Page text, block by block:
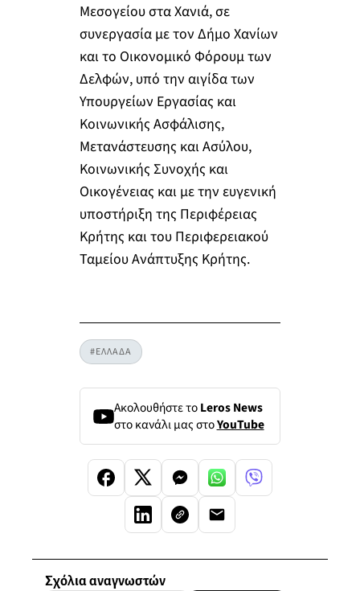
Μεσογείου στα Χανιά, σε
συνεργασία με τον Δήμο Χανίων
και το Οικονομικό Φόρουμ των
Δελφών, υπό την αιγίδα των
Υπουργείων Εργασίας και
Κοινωνικής Ασφάλισης,
Μετανάστευσης και Ασύλου,
Κοινωνικής Συνοχής και
Οικογένειας και με την ευγενική
υποστήριξη της Περιφέρειας
Κρήτης και του Περιφερειακού
Ταμείου Ανάπτυξης Κρήτης.
#ΕΛΛΑΔΑ
Ακολουθήστε τοLeros News
στο κανάλι μας στοYouTube
Σχόλια αναγνωστών